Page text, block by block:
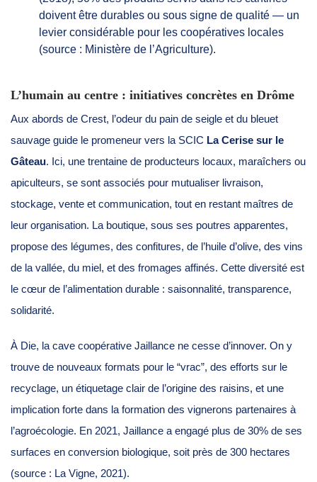
doivent être durables ou sous signe de qualité — un
levier considérable pour les coopératives locales
(source : Ministère de l’Agriculture).
L’humain au centre : initiatives concrètes en Drôme
Aux abords de Crest, l’odeur du pain de seigle et du bleuet
sauvage guide le promeneur vers la SCIC La Cerise sur le
Gâteau. Ici, une trentaine de producteurs locaux, maraîchers ou
apiculteurs, se sont associés pour mutualiser livraison,
stockage, vente et communication, tout en restant maîtres de
leur organisation. La boutique, sous ses poutres apparentes,
propose des légumes, des confitures, de l’huile d’olive, des vins
de la vallée, du miel, et des fromages affinés. Cette diversité est
le cœur de l’alimentation durable : saisonnalité, transparence,
solidarité.
À Die, la cave coopérative Jaillance ne cesse d’innover. On y
trouve de nouveaux formats pour le “vrac”, des efforts sur le
recyclage, un étiquetage clair de l’origine des raisins, et une
implication forte dans la formation des vignerons partenaires à
l’agroécologie. En 2021, Jaillance a engagé plus de 30% de ses
surfaces en conversion biologique, soit près de 300 hectares
(source : La Vigne, 2021).